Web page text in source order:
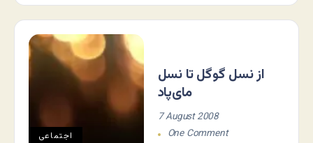
اجتماعی
از نسل گوگل تا نسل
مای‌پاد
7 August 2008
One Comment